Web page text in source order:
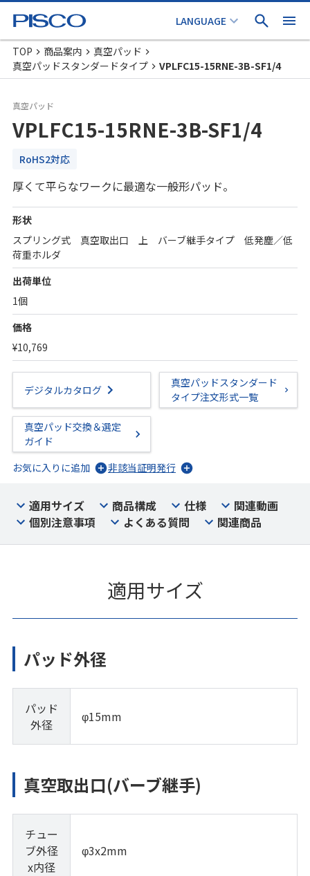
TOP 商品案内
真空パッド
真空パッドスタンダードタイプ
VPLFC15-15RNE-3B-SF1/4
真空パッド
VPLFC15-15RNE-3B-SF1/4
RoHS2対応
厚くて平らなワークに最適な一般形パッド。
形状
スプリング式 真空取出口 上 バーブ継手タイプ 低発塵／低
荷重ホルダ
出荷単位
1個
価格
¥10,769
デジタルカタログ
真空パッドスタンダード
タイプ注文形式一覧
真空パッド交換＆選定
ガイド
お気に入りに追加
非該当証明発行
適用サイズ 商品構成 仕様
関連動画
個別注意事項
よくある質問 関連商品
適用サイズ
パッド外径
パッド
外径
φ15mm
真空取出口(バーブ継手)
チュー
ブ外径
x内径
φ3x2mm